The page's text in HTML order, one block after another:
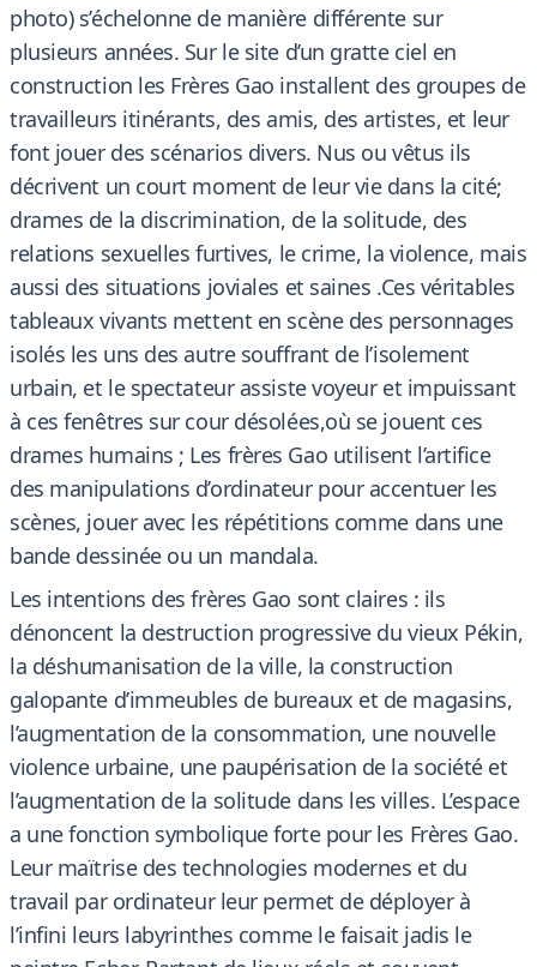
photo) s’échelonne de manière différente sur
plusieurs années. Sur le site d’un gratte ciel en
construction les Frères Gao installent des groupes de
travailleurs itinérants, des amis, des artistes, et leur
font jouer des scénarios divers. Nus ou vêtus ils
décrivent un court moment de leur vie dans la cité;
drames de la discrimination, de la solitude, des
relations sexuelles furtives, le crime, la violence, mais
aussi des situations joviales et saines .Ces véritables
tableaux vivants mettent en scène des personnages
isolés les uns des autre souffrant de l’isolement
urbain, et le spectateur assiste voyeur et impuissant
à ces fenêtres sur cour désolées,où se jouent ces
drames humains ; Les frères Gao utilisent l’artifice
des manipulations d’ordinateur pour accentuer les
scènes, jouer avec les répétitions comme dans une
bande dessinée ou un mandala.
Les intentions des frères Gao sont claires : ils
dénoncent la destruction progressive du vieux Pékin,
la déshumanisation de la ville, la construction
galopante d’immeubles de bureaux et de magasins,
l’augmentation de la consommation, une nouvelle
violence urbaine, une paupérisation de la société et
l’augmentation de la solitude dans les villes. L’espace
a une fonction symbolique forte pour les Frères Gao.
Leur maïtrise des technologies modernes et du
travail par ordinateur leur permet de déployer à
l’infini leurs labyrinthes comme le faisait jadis le